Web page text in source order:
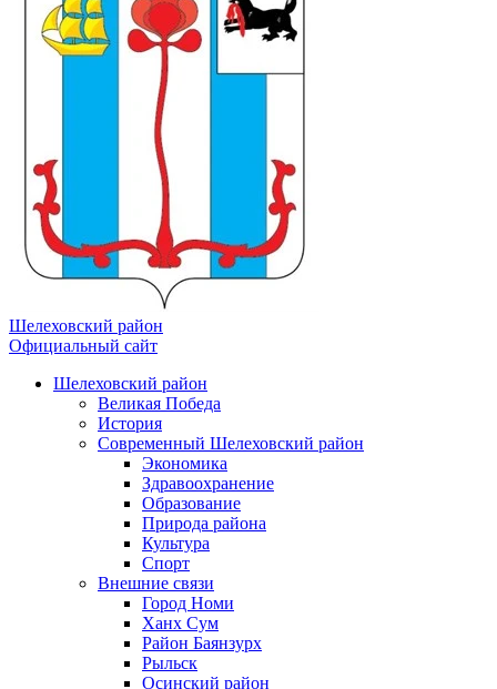
Шелеховский район
Официальный сайт
Шелеховский район
Великая Победа
История
Современный Шелеховский район
Экономика
Здравоохранение
Образование
Природа района
Культура
Спорт
Внешние связи
Город Номи
Ханх Сум
Район Баянзурх
Рыльск
Осинский район